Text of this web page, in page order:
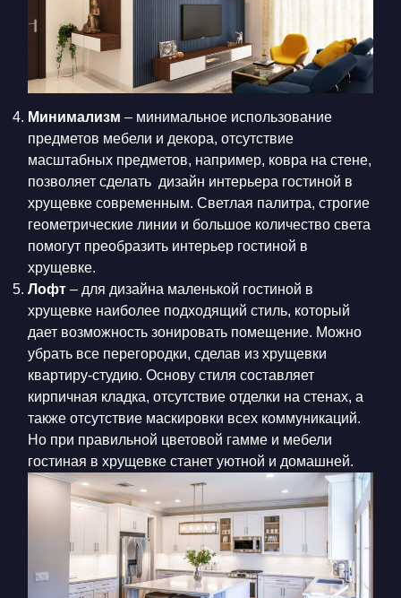
Минимализм – минимальное использование
предметов мебели и декора, отсутствие
масштабных предметов, например, ковра на стене,
позволяет сделать дизайн интерьера гостиной в
хрущевке современным. Светлая палитра, строгие
геометрические линии и большое количество света
помогут преобразить интерьер гостиной в
хрущевке.
Лофт– для дизайна маленькой гостиной в
хрущевке наиболее подходящий стиль, который
дает возможность зонировать помещение. Можно
убрать все перегородки, сделав из хрущевки
квартиру-студию. Основу стиля составляет
кирпичная кладка, отсутствие отделки на стенах, а
также отсутствие маскировки всех коммуникаций.
Но при правильной цветовой гамме и мебели
гостиная в хрущевке станет уютной и домашней.